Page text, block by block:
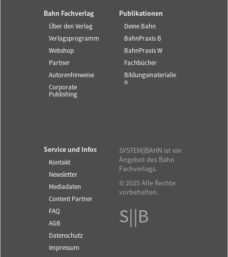
Bahn Fachverlag
Über den Verlag
Verlagsprogramm
Webshop
Partner
Autorenhinweise
Corporate
Publishing
Publikationen
Deine Bahn
BahnPraxis B
BahnPraxis W
Fachbücher
Bildungsmaterialie
n
Service und Infos
Kontakt
Newsletter
Mediadaten
Content Partner
FAQ
AGB
Datenschutz
Impressum
SYSTEM||BAHN ist ein
Angebot des Bahn
Fachverlags.
© 2025 Alle Rechte
vorbehalten.
S||B